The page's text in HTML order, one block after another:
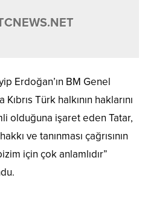
Erdoğan’ın BM Genel
Türk halkının haklarını
olduğuna işaret eden Tatar,
ve tanınması çağrısının
için çok anlamlıdır”